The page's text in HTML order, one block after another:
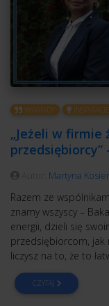
WYWIADY INSPIRACJE
„Jeżeli w firmie
Martyna
Razem ze
znamy wszyscy –
energii, dzieli się
przedsiębiorcom, jak
liczysz na to, że to
CZYTAJ